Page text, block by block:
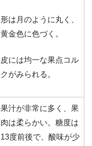
形は月のように丸く、
黄金色に色づく。
皮には均一な果点コル
クがみられる。
果汁が非常に多く、果
肉は柔らかい。糖度は
13度前後で、酸味が少